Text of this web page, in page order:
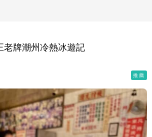
老牌潮州冷熱冰遊記
推薦